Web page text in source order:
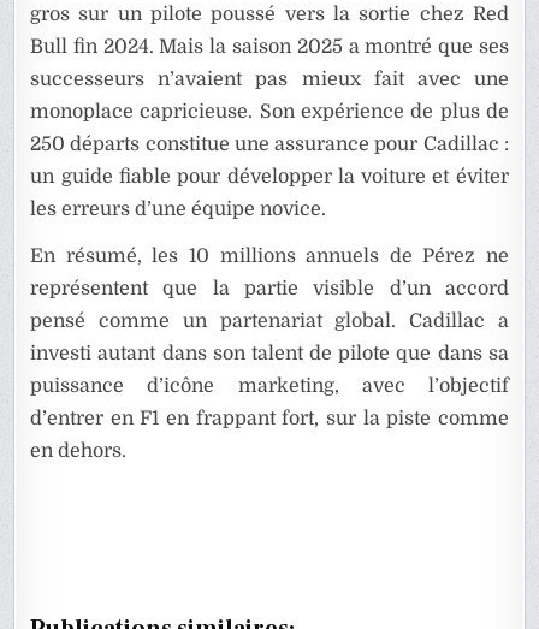
gros sur un pilote poussé vers la sortie chez Red
Bull fin 2024. Mais la saison 2025 a montré que ses
successeurs n’avaient pas mieux fait avec une
monoplace capricieuse. Son expérience de plus de
250 départs constitue une assurance pour Cadillac :
un guide fiable pour développer la voiture et éviter
les erreurs d’une équipe novice.
En résumé, les 10 millions annuels de Pérez ne
représentent que la partie visible d’un accord
pensé comme un partenariat global. Cadillac a
investi autant dans son talent de pilote que dans sa
puissance d’icône marketing, avec l’objectif
d’entrer en F1 en frappant fort, sur la piste comme
en dehors.